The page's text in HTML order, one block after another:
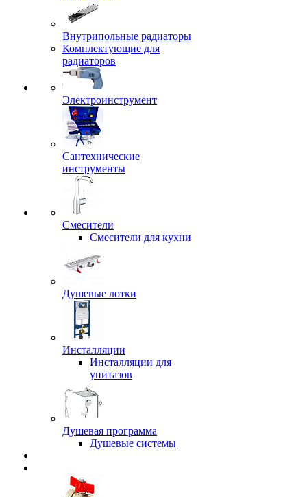
Внутрипольные радиаторы
Комплектующие для
радиаторов
Электроинструмент
Сантехнические
инструменты
Смесители
Смесители для кухни
Душевые лотки
Инсталляции
Инсталляции для
унитазов
Душевая программа
Душевые системы